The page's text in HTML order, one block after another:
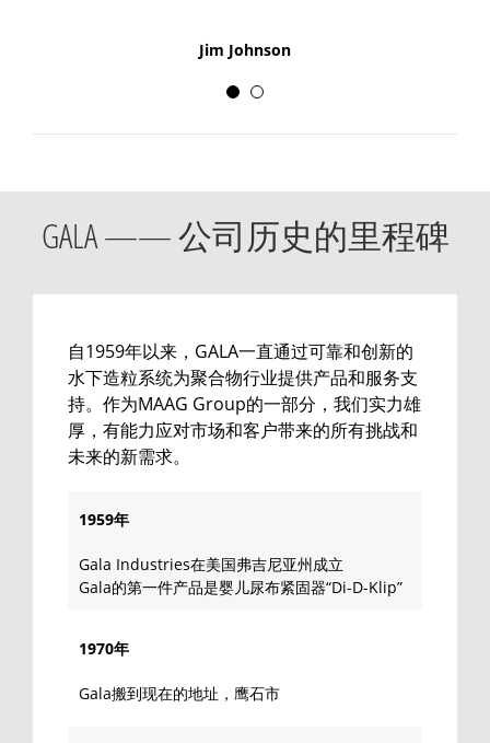
Jim Johnson
他造粒机难以达到的质
量。考虑到我们获得的客
量，升级的决定对我们来
说相对容易。”
GALA —— 公司历史的里程碑
自1959年以来，GALA一直通过可靠和创新的
水下造粒系统为聚合物行业提供产品和服务支
持。作为MAAG Group的一部分，我们实力雄
厚，有能力应对市场和客户带来的所有挑战和
未来的新需求。
1959年
Gala Industries在美国弗吉尼亚州成立
Gala的第一件产品是婴儿尿布紧固器“Di-D-Klip”
1970年
Gala搬到现在的地址，鹰石市